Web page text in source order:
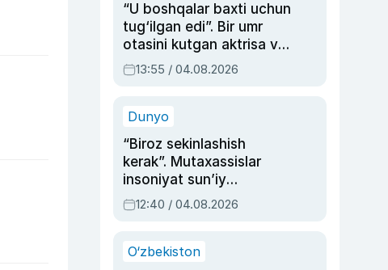
“U boshqalar baxti uchun
tug‘ilgan edi”. Bir umr
otasini kutgan aktrisa va
dublyaj ustasi Rimma
Ahmedovaning
13:55 / 04.08.2026
Dunyo
“Biroz sekinlashish
kerak”. Mutaxassislar
insoniyat sun’iy
intellektni boshqara
olmay qolishidan xavotir
12:40 / 04.08.2026
O‘zbekiston